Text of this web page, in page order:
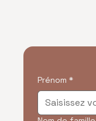
Prénom *